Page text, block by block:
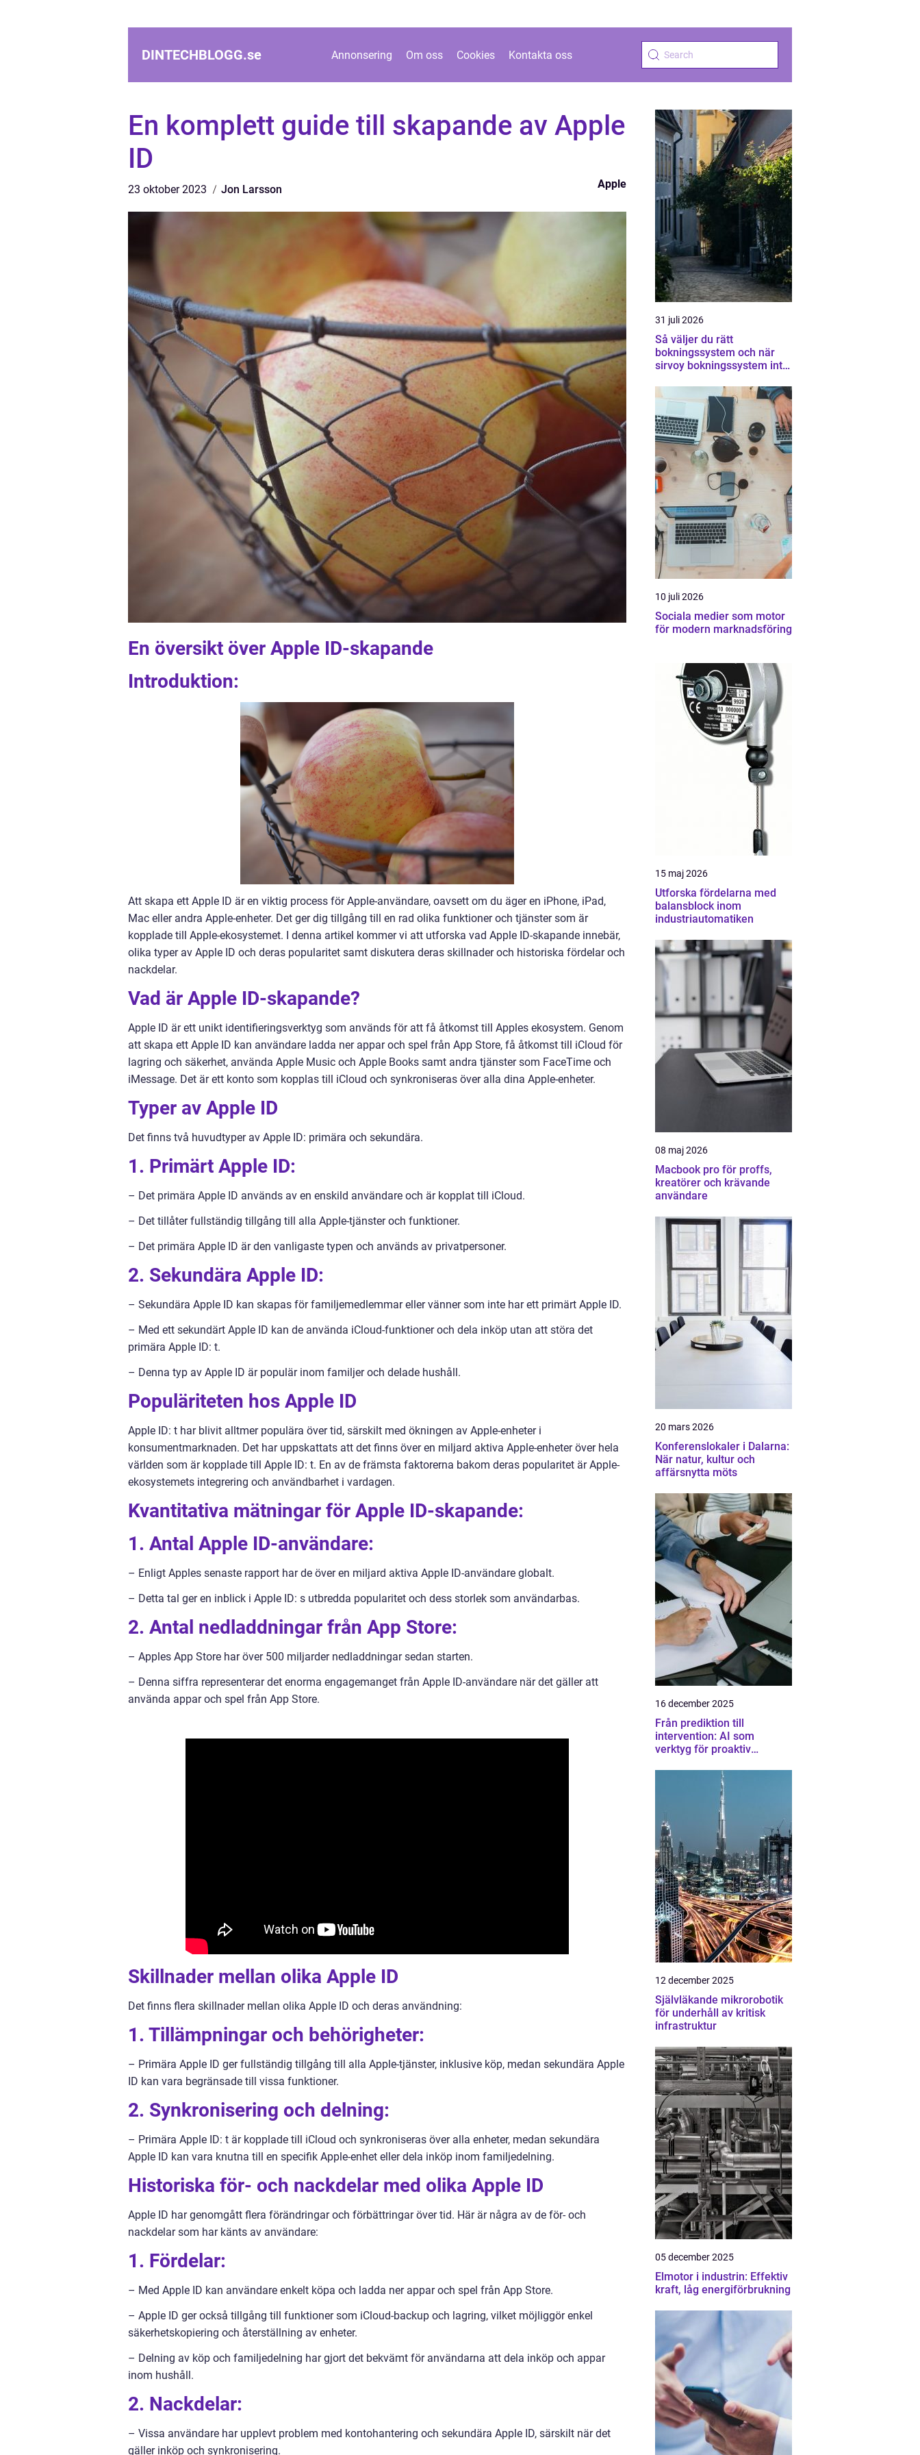
DINTECHBLOGG.se Annonsering Om oss Cookies Kontakta oss
En komplett guide till skapande av Apple
ID
23 oktober 2023 Jon Larsson Apple
En översikt över Apple ID-skapande
Introduktion:
Att skapa ett Apple ID är en viktig process för Apple-användare, oavsett om du äger en iPhone, iPad,
Mac eller andra Apple-enheter. Det ger dig tillgång till en rad olika funktioner och tjänster som är
kopplade till Apple-ekosystemet. I denna artikel kommer vi att utforska vad Apple ID-skapande innebär,
olika typer av Apple ID och deras popularitet samt diskutera deras skillnader och historiska fördelar och
nackdelar.
Vad är Apple ID-skapande?
Apple ID är ett unikt identifieringsverktyg som används för att få åtkomst till Apples ekosystem. Genom
att skapa ett Apple ID kan användare ladda ner appar och spel från App Store, få åtkomst till iCloud för
lagring och säkerhet, använda Apple Music och Apple Books samt andra tjänster som FaceTime och
iMessage. Det är ett konto som kopplas till iCloud och synkroniseras över alla dina Apple-enheter.
Typer av Apple ID
Det finns två huvudtyper av Apple ID: primära och sekundära.
1. Primärt Apple ID:
– Det primära Apple ID används av en enskild användare och är kopplat till iCloud.
– Det tillåter fullständig tillgång till alla Apple-tjänster och funktioner.
– Det primära Apple ID är den vanligaste typen och används av privatpersoner.
2. Sekundära Apple ID:
– Sekundära Apple ID kan skapas för familjemedlemmar eller vänner som inte har ett primärt Apple ID.
– Med ett sekundärt Apple ID kan de använda iCloud-funktioner och dela inköp utan att störa det
primära Apple ID: t.
– Denna typ av Apple ID är populär inom familjer och delade hushåll.
Populäriteten hos Apple ID
Apple ID: t har blivit alltmer populära över tid, särskilt med ökningen av Apple-enheter i
konsumentmarknaden. Det har uppskattats att det finns över en miljard aktiva Apple-enheter över hela
världen som är kopplade till Apple ID: t. En av de främsta faktorerna bakom deras popularitet är Apple-
ekosystemets integrering och användbarhet i vardagen.
Kvantitativa mätningar för Apple ID-skapande:
1. Antal Apple ID-användare:
– Enligt Apples senaste rapport har de över en miljard aktiva Apple ID-användare globalt.
– Detta tal ger en inblick i Apple ID: s utbredda popularitet och dess storlek som användarbas.
2. Antal nedladdningar från App Store:
– Apples App Store har över 500 miljarder nedladdningar sedan starten.
– Denna siffra representerar det enorma engagemanget från Apple ID-användare när det gäller att
använda appar och spel från App Store.
Skillnader mellan olika Apple ID
Det finns flera skillnader mellan olika Apple ID och deras användning:
1. Tillämpningar och behörigheter:
– Primära Apple ID ger fullständig tillgång till alla Apple-tjänster, inklusive köp, medan sekundära Apple
ID kan vara begränsade till vissa funktioner.
2. Synkronisering och delning:
– Primära Apple ID: t är kopplade till iCloud och synkroniseras över alla enheter, medan sekundära
Apple ID kan vara knutna till en specifik Apple-enhet eller dela inköp inom familjedelning.
Historiska för- och nackdelar med olika Apple ID
Apple ID har genomgått flera förändringar och förbättringar över tid. Här är några av de för- och
nackdelar som har känts av användare:
1. Fördelar:
– Med Apple ID kan användare enkelt köpa och ladda ner appar och spel från App Store.
– Apple ID ger också tillgång till funktioner som iCloud-backup och lagring, vilket möjliggör enkel
säkerhetskopiering och återställning av enheter.
– Delning av köp och familjedelning har gjort det bekvämt för användarna att dela inköp och appar
inom hushåll.
2. Nackdelar:
– Vissa användare har upplevt problem med kontohantering och sekundära Apple ID, särskilt när det
gäller inköp och synkronisering.
31 juli 2026
Så väljer du rätt
bokningssystem och när
sirvoy bokningssystem inte
10 juli 2026
Sociala medier som motor
för modern marknadsföring
15 maj 2026
Utforska fördelarna med
balansblock inom
industriautomatiken
08 maj 2026
Macbook pro för proffs,
kreatörer och krävande
användare
20 mars 2026
Konferenslokaler i Dalarna:
När natur, kultur och
affärsnytta möts
16 december 2025
Från prediktion till
intervention: AI som
verktyg för proaktiv
12 december 2025
Självläkande mikrorobotik
för underhåll av kritisk
infrastruktur
05 december 2025
Elmotor i industrin: Effektiv
kraft, låg energiförbrukning